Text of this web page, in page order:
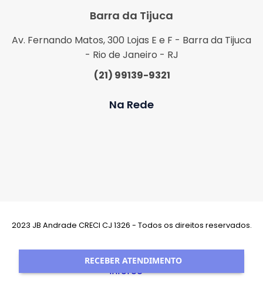
RECEBER ATENDIMENTO
Barra da Tijuca
Av. Fernando Matos, 300 Lojas E e F - Barra da Tijuca
- Rio de Janeiro - RJ
(21) 99139-9321
Na Rede
2023 JB Andrade CRECI CJ 1326 - Todos os direitos reservados.